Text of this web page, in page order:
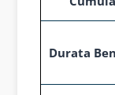
Durata